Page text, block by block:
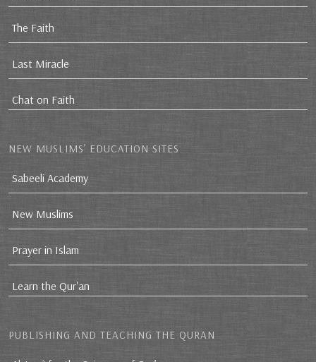
The Faith
Last Miracle
Chat on Faith
NEW MUSLIMS’ EDUCATION SITES
Sabeeli Academy
New Muslims
Prayer in Islam
Learn the Qur'an
PUBLISHING AND TEACHING THE QURAN